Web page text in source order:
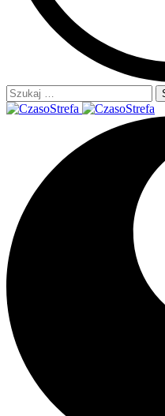
Szukaj: